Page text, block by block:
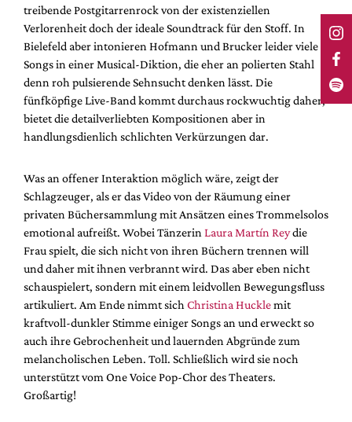
treibende Postgitarrenrock von der existenziellen
Verlorenheit doch der ideale Soundtrack für den Stoff. In
Bielefeld aber intonieren Hofmann und Brucker leider viele
Songs in einer Musical-Diktion, die eher an polierten Stahl
denn roh pulsierende Sehnsucht denken lässt. Die
fünfköpfige Live-Band kommt durchaus rockwuchtig daher,
bietet die detailverliebten Kompositionen aber in
handlungsdienlich schlichten Verkürzungen dar.
Was an offener Interaktion möglich wäre, zeigt der
Schlagzeuger, als er das Video von der Räumung einer
privaten Büchersammlung mit Ansätzen eines Trommelsolos
emotional aufreißt. Wobei Tänzerin Laura Martín Reydie
Frau spielt, die sich nicht von ihren Büchern trennen will
und daher mit ihnen verbrannt wird. Das aber eben nicht
schauspielert, sondern mit einem leidvollen Bewegungsfluss
artikuliert. Am Ende nimmt sich Christina Hucklemit
kraftvoll-dunkler Stimme einiger Songs an und erweckt so
auch ihre Gebrochenheit und lauernden Abgründe zum
melancholischen Leben. Toll. Schließlich wird sie noch
unterstützt vom One Voice Pop-Chor des Theaters.
Großartig!